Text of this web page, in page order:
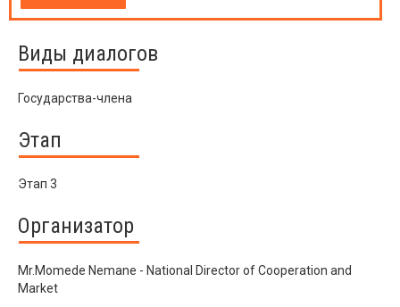
Виды диалогов
Государства-члена
Этап
Этап 3
Организатор
Mr.Momede Nemane - National Director of Cooperation and
Market